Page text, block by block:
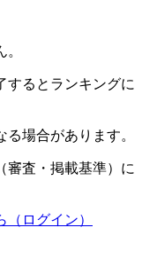
るとランキングに
場合があります。
査・掲載基準）に
ログイン）